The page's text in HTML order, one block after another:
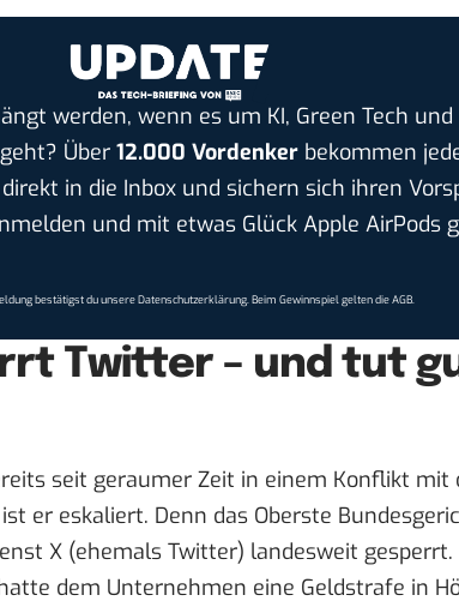
werden, wenn es um KI, Green Tech und
Über 12.000 Vordenkerbekommen
in die Inbox und sichern sich ihren
und mit etwas Glück Apple AirPods
bestätigst du unsereDatenschutzerklärung. Beim Gewinnspiel gelten dieAGB.
Twitter – und tut
seit geraumer Zeit in einem Konflikt mit
er eskaliert. Denn das Oberste
X (ehemals Twitter) landesweit gesperrt.
dem Unternehmen eine Geldstrafe in